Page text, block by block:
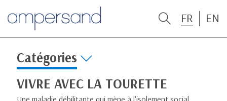
FR EN
Catégories
VIVRE AVEC LA TOURETTE
Une maladie débilitante qui mène à l'isolement social